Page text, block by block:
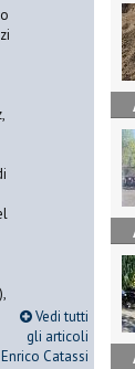
Vedi tutti
gli articoli
Catassi